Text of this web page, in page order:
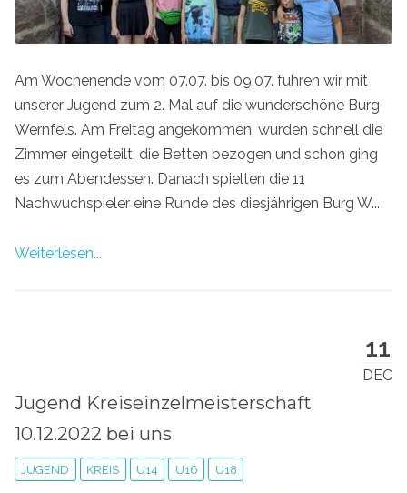
Am Wochenende vom 07.07. bis 09.07. fuhren wir mit
unserer Jugend zum 2. Mal auf die wunderschöne Burg
Wernfels. Am Freitag angekommen, wurden schnell die
Zimmer eingeteilt, die Betten bezogen und schon ging
es zum Abendessen. Danach spielten die 11
Nachwuchspieler eine Runde des diesjährigen Burg W...
Weiterlesen...
11
DEC
Jugend Kreiseinzelmeisterschaft
10.12.2022 bei uns
JUGEND KREIS U14 U16 U18